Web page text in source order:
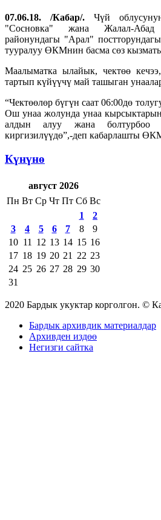
07.06.18. /Кабар/. Чүй
"Сосновка" жана Жалал-Абад
районундагы "Арал"
тууралуу ӨКМнин басма сөз
Маалыматка ылайык, чектөө
тартып күйүүчү май ташыган
“Чектөөлөр бүгүн саат 06:00дө
Ош унаа жолунда унаа
алдын алуу жана болтурбоо
киргизилүүдө”,-деп кабарлашты
Күнүнө
август 2026
Пн Вт Ср Чт Пт Сб Вс
1
2
3
4 5 6 7 8
9
10 11 12 13 14 15 16
17 18 19 20 21 22 23
24 25 26 27 28 29 30
31
2020 Бардык укуктар корголгон. ©
Бардык архивдик материалдар
Архивден издөө
Негизги сайтка